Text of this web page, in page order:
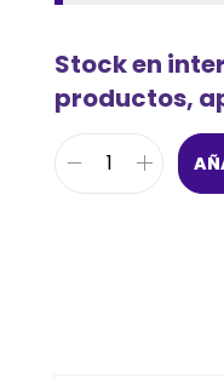
Stock en
productos,